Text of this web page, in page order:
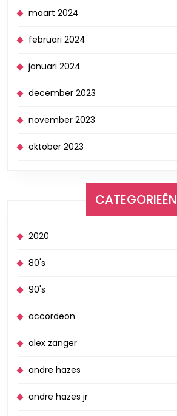
maart 2024
februari 2024
januari 2024
december 2023
november 2023
oktober 2023
CATEGORIEËN
2020
80's
90's
accordeon
alex zanger
andre hazes
andre hazes jr